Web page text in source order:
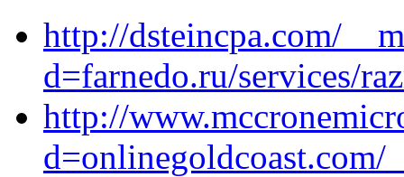
http://dsteincpa.com/
d=farnedo.ru/services/
http://
d=onlinegoldcoast.com/